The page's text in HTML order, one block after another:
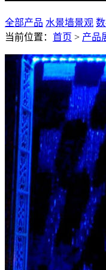
全部产品 水景墙景观
当前位置： 首页 > 产品